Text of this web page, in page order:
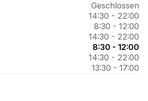
Geschlossen
14:30 - 22:00
8:30 - 12:00
14:30 - 22:00
8:30 - 12:00
14:30 - 22:00
13:30 - 17:00